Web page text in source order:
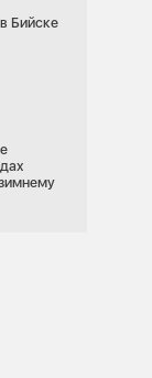
Бийске